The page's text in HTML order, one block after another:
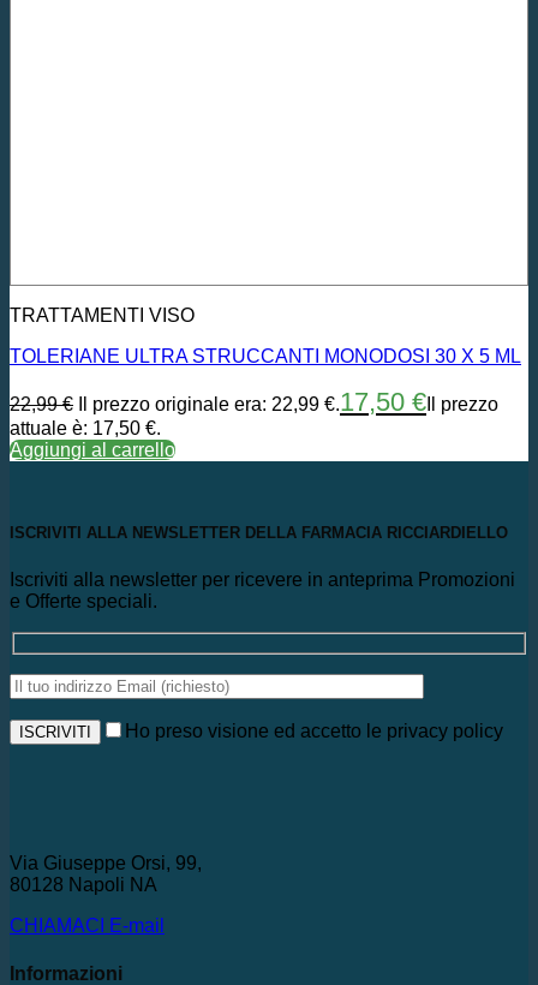
TRATTAMENTI VISO
TOLERIANE ULTRA STRUCCANTI MONODOSI 30 X 5 ML
22,99€ Il prezzo originale era: 22,99 €.17,50 € Il prezzo
attuale è: 17,50 €.
Aggiungi al carrello
ISCRIVITI ALLA NEWSLETTER DELLA FARMACIA RICCIARDIELLO
Iscriviti alla newsletter per ricevere in anteprima Promozioni
e Offerte speciali.
Ho preso visione ed accetto le privacy policy
Via Giuseppe Orsi, 99,
80128 Napoli NA
CHIAMACI
E-mail
Informazioni